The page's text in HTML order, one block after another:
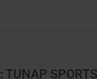
:TUNAP